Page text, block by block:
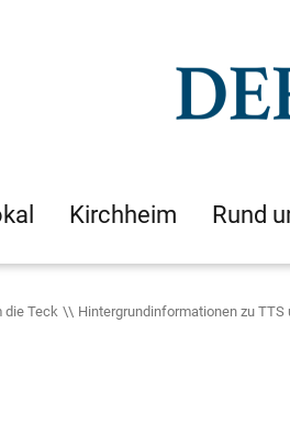
Kirchheim Rund
die Teck Hintergrundinformationen zu TTS